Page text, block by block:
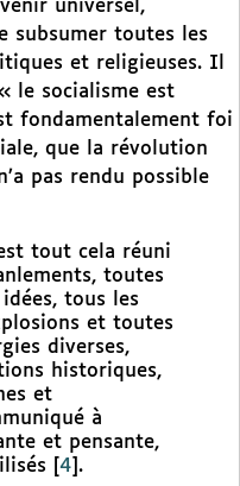
universel,
subsumer toutes les
et religieuses. Il
le socialisme est
fondamentalement foi
que la révolution
pas rendu possible
tout cela réuni
toutes
tous les
et toutes
diverses,
historiques,
et
à
et pensante,
4 .